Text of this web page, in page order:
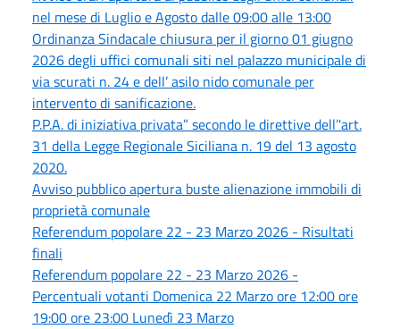
nel mese di Luglio e Agosto dalle 09:00 alle 13:00
Ordinanza Sindacale chiusura per il giorno 01 giugno
2026 degli uffici comunali siti nel palazzo municipale di
via scurati n. 24 e dell’ asilo nido comunale per
intervento di sanificazione.
P.P.A. di iniziativa privata” secondo le direttive dell’'art.
31 della Legge Regionale Siciliana n. 19 del 13 agosto
2020.
Avviso pubblico apertura buste alienazione immobili di
proprietà comunale
Referendum popolare 22 - 23 Marzo 2026 - Risultati
finali
Referendum popolare 22 - 23 Marzo 2026 -
Percentuali votanti Domenica 22 Marzo ore 12:00 ore
19:00 ore 23:00 Lunedì 23 Marzo